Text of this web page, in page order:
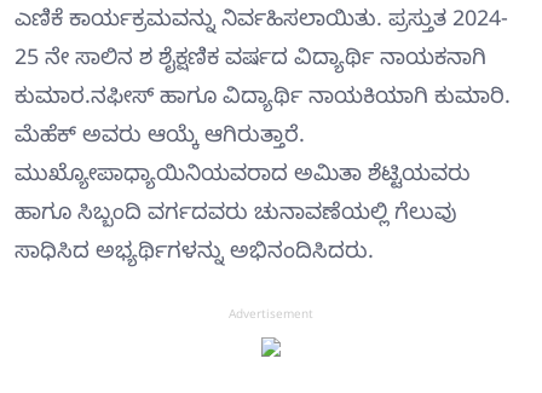
ಎಣಿಕೆ ಕಾರ್ಯಕ್ರಮವನ್ನು ನಿರ್ವಹಿಸಲಾಯಿತು. ಪ್ರಸ್ತುತ 2024-
25 ನೇ ಸಾಲಿನ ಶ ಶೈಕ್ಷಣಿಕ ವರ್ಷದ ವಿದ್ಯಾರ್ಥಿ ನಾಯಕನಾಗಿ
ಕುಮಾರ.ನಫೀಸ್ ಹಾಗೂ ವಿದ್ಯಾರ್ಥಿ ನಾಯಕಿಯಾಗಿ ಕುಮಾರಿ.
ಮೆಹೆಕ್ ಅವರು ಆಯ್ಕೆ ಆಗಿರುತ್ತಾರೆ.
ಮುಖ್ಯೋಪಾಧ್ಯಾಯಿನಿಯವರಾದ ಅಮಿತಾ ಶೆಟ್ಟಿಯವರು
ಹಾಗೂ ಸಿಬ್ಬಂದಿ ವರ್ಗದವರು ಚುನಾವಣೆಯಲ್ಲಿ ಗೆಲುವು
ಸಾಧಿಸಿದ ಅಭ್ಯರ್ಥಿಗಳನ್ನು ಅಭಿನಂದಿಸಿದರು.
Advertisement